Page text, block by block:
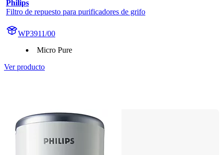
Philips
Filtro de repuesto para purificadores de grifo
WP3911/00
Micro Pure
Ver producto